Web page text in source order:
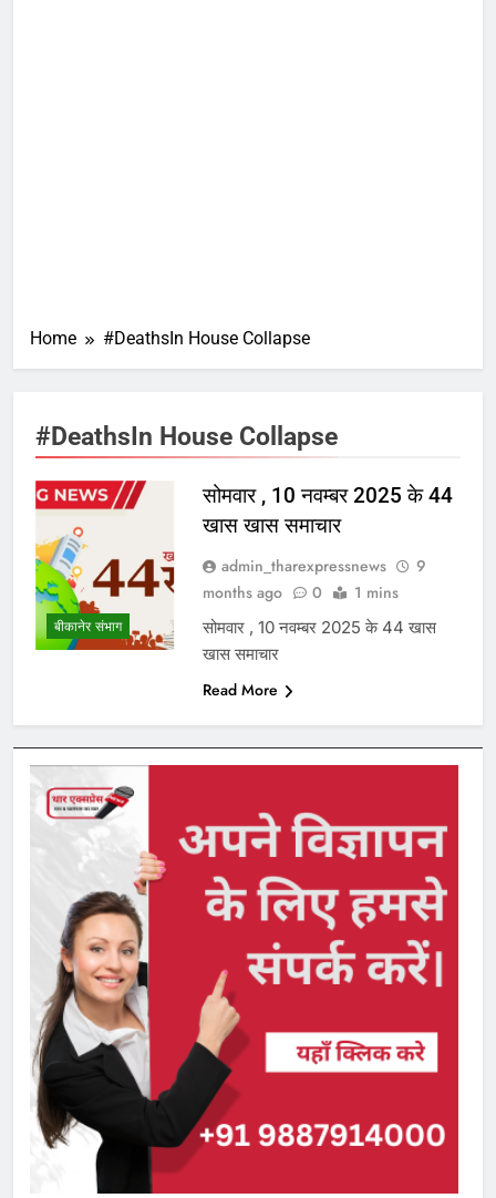
Home #DeathsIn House Collapse
#DeathsIn House Collapse
बीकानेर संभाग
सोमवार , 10 नवम्बर 2025 के 44
खास खास समाचार
admin_tharexpressnews
9
months ago
0 1 mins
सोमवार , 10 नवम्बर 2025 के 44 खास
खास समाचार
Read More